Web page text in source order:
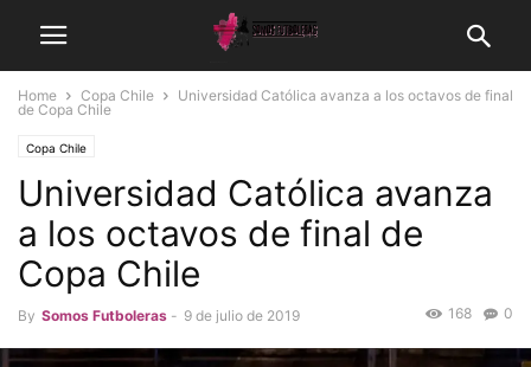
Home Copa Chile
Universidad Católica avanza a los octavos de final
de Copa Chile
Copa Chile
Universidad Católica avanza
a los octavos de final de
Copa Chile
By Somos Futboleras - 9 de julio de 2019 0
168